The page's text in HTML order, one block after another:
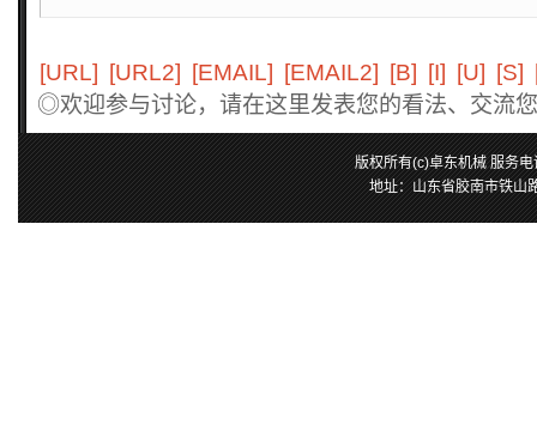
[URL] [URL2] [EMAIL] [EMAIL2] [B] [I] [U] [S]
◎欢迎参与讨论，请在这里发表您的看法、交流
版权所有(c)卓东机械 服务
地址：山东省胶南市铁山